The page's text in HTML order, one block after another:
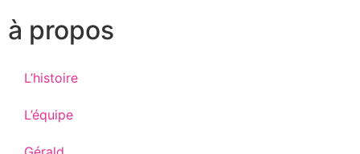
à propos
L’histoire
L’équipe